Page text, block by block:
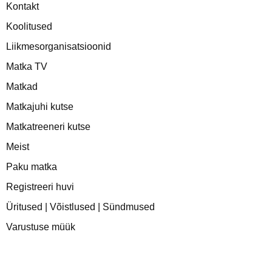
Kontakt
Koolitused
Liikmesorganisatsioonid
Matka TV
Matkad
Matkajuhi kutse
Matkatreeneri kutse
Meist
Paku matka
Registreeri huvi
Üritused | Võistlused | Sündmused
Varustuse müük